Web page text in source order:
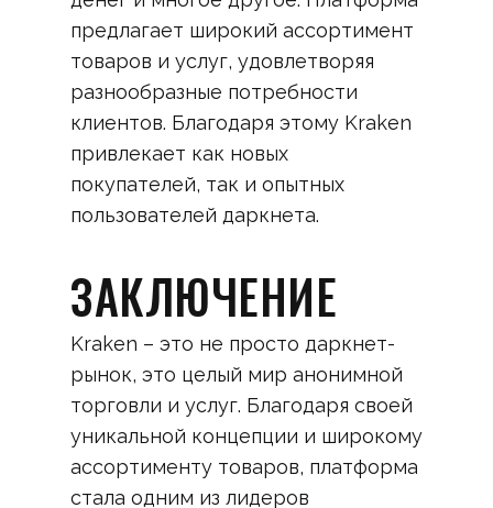
предлагает широкий ассортимент
товаров и услуг, удовлетворяя
разнообразные потребности
клиентов. Благодаря этому Kraken
привлекает как новых
покупателей, так и опытных
пользователей даркнета.
ЗАКЛЮЧЕНИЕ
Kraken – это не просто даркнет-
рынок, это целый мир анонимной
торговли и услуг. Благодаря своей
уникальной концепции и широкому
ассортименту товаров, платформа
стала одним из лидеров